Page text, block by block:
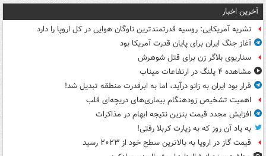
آخرین اخبار
نشریه آمریکایی: روسیه قدرتمندترین ناوگان هوایی در کل اروپا را دارد
آغاز جنگ ایران برای پایان قدرت آمریکا بود
سناریوی بلاگر زن برای قتل شوهرش
مشاهده ۴ پلنگ در ارتفاعات میناب
قرار بود ایران به زانو درآید، اما به ابرقدرت منطقه تبدیل شد!
اهمیت تشخیص زودهنگام بیماری‌های دریچه‌ای قلب
افزایش مجدد قیمت بنزین نتیجه ابهام در مذاکرات
به یاد آن روز که به زیارت کربلا رفتی!
قیمت گاز در اروپا به بالاترین سطح خود از ۲۰۲۳ رسید